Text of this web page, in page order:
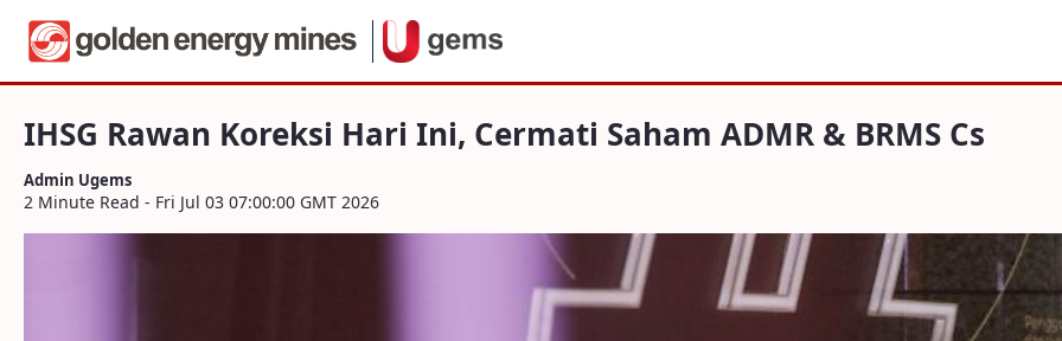
Navigation
Skip to Content
IHSG Rawan Koreksi Hari Ini, Cermati Saham ADMR &amp BRMS Cs
IHSG Rawan Koreksi Hari Ini, Cermati Saham ADMR & BRMS Cs
Admin Ugems
2 Minute Read - Fri Jul 03 07:00:00 GMT 2026